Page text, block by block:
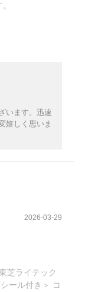
います。迅速
嬉しく思いま
2026-03-29
芝ライテック
ール付き＞ コ